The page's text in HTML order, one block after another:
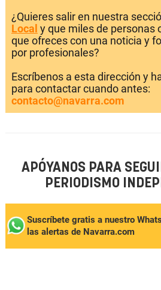
¿Quieres salir en nuestra
Local y que miles de personas
que ofreces con una noticia y
por profesionales?
Escríbenos a esta dirección y
para contactar cuando antes:
contacto@navarra.com
APÓYANOS PARA
PERIODISMO
Suscríbete gratis a nuestro
las alertas de Navarra.com